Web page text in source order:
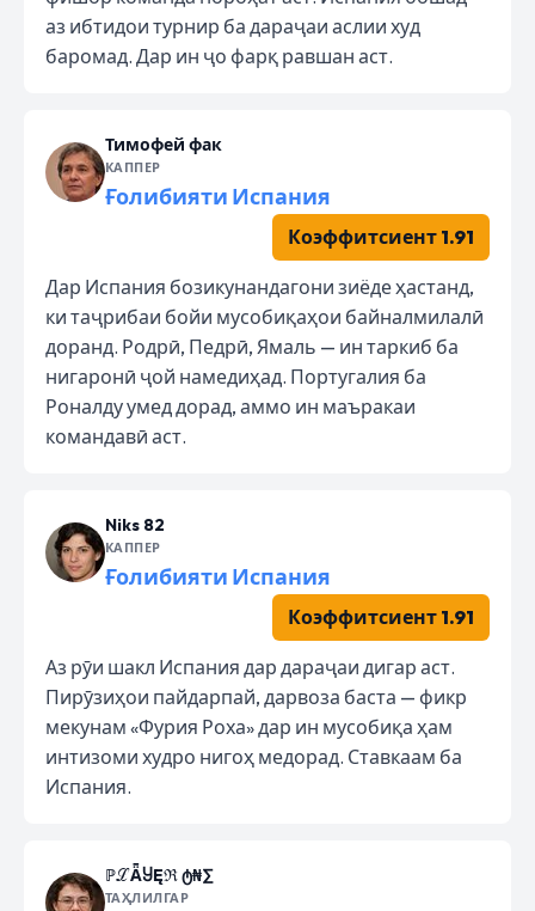
аз ибтидои турнир ба дараҷаи аслии худ
баромад. Дар ин ҷо фарқ равшан аст.
Тимофей фак
КАППЕР
Ғолибияти Испания
Коэффитсиент 1.91
Дар Испания бозикунандагони зиёде ҳастанд,
ки таҷрибаи бойи мусобиқаҳои байналмилалӣ
доранд. Родрӣ, Педрӣ, Ямаль — ин таркиб ба
нигаронӣ ҷой намедиҳад. Португалия ба
Роналду умед дорад, аммо ин маъракаи
командавӣ аст.
Niks 82
КАППЕР
Ғолибияти Испания
Коэффитсиент 1.91
Аз рӯи шакл Испания дар дараҷаи дигар аст.
Пирӯзиҳои пайдарпай, дарвоза баста — фикр
мекунам «Фурия Роха» дар ин мусобиқа ҳам
интизоми худро нигоҳ медорад. Ставкаам ба
Испания.
ℙℒǞႸĘℜ ტ₦∑
ТАҲЛИЛГАР